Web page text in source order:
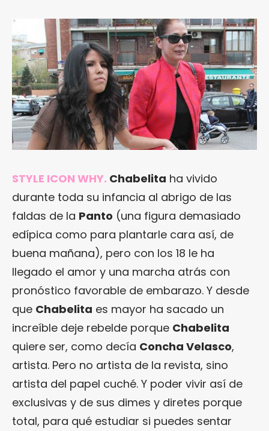
STYLE ICON WHY. Chabelita ha vivido
durante toda su infancia al abrigo de las
faldas de la Panto (una figura demasiado
edípica como para plantarle cara así, de
buena mañana), pero con los 18 le ha
llegado el amor y una marcha atrás con
pronóstico favorable de embarazo. Y desde
que Chabelita es mayor ha sacado un
increíble deje rebelde porque Chabelita
quiere ser, como decía Concha Velasco,
artista. Pero no artista de la revista, sino
artista del papel cuché. Y poder vivir así de
exclusivas y de sus dimes y diretes porque
total, para qué estudiar si puedes sentar